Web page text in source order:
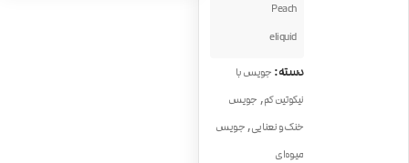
Peach
eliquid
دسته: جویس با
نیکوتین کم, جویس
خنک و نعنایی,جویس
میوه‌ای